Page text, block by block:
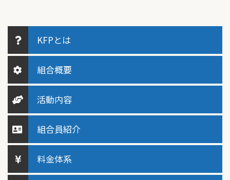
KFPとは
組合概要
活動内容
組合員紹介
料金体系